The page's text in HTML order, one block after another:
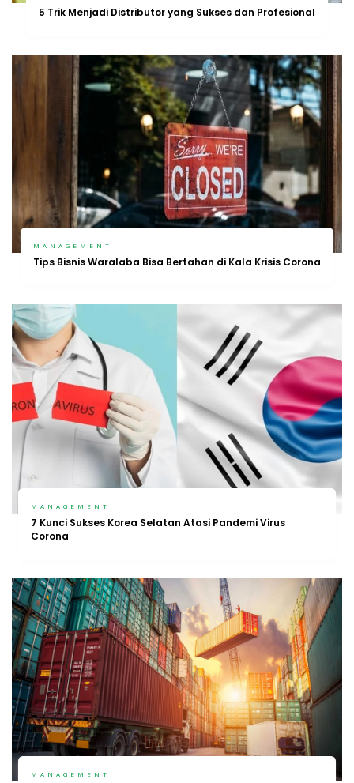
5 Trik Menjadi Distributor yang Sukses dan Profesional
MANAGEMENT
Tips Bisnis Waralaba Bisa Bertahan di Kala Krisis Corona
MANAGEMENT
7 Kunci Sukses Korea Selatan Atasi Pandemi Virus
Corona
MANAGEMENT